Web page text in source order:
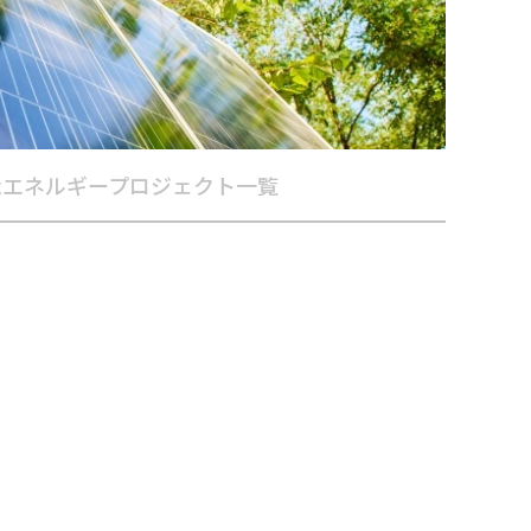
ネルギープロジェクト一覧